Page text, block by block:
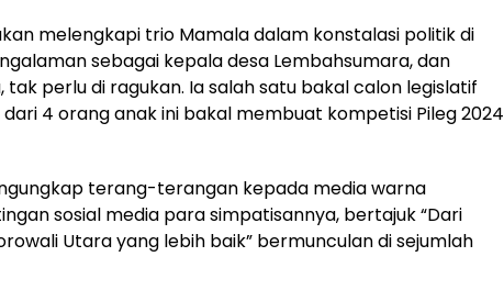
melengkapi trio Mamala dalam konstalasi politik di
sebagai kepala desa Lembahsumara, dan
perlu di ragukan. Ia salah satu bakal calon legislatif
4 orang anak ini bakal membuat kompetisi Pileg 2024
terang-terangan kepada media warna
sosial media para simpatisannya, bertajuk “Dari
Utara yang lebih baik” bermunculan di sejumlah